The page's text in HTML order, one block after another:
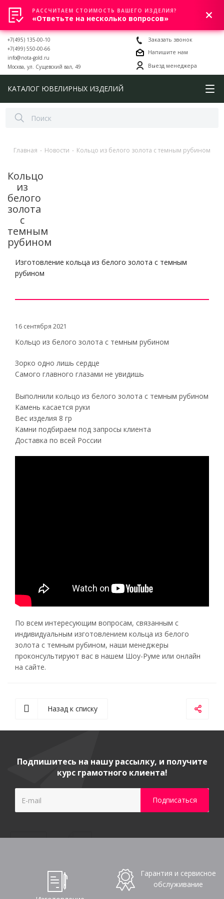
0
+7(495) 135-00-10
+7(499) 550-00-66
info@nota-gold.ru
Москва, ул. Сущевский вал, 49
Заказать звонок
Напишите нам
Выезд менеджера
КАТАЛОГ ЮВЕЛИРНЫХ ИЗДЕЛИЙ
Главная - Новости - Кольцо из белого золота с темным рубином
Кольцо
из
белого
золота
с
темным
рубином
Изготовление кольца из белого золота с темным
рубином
16 сентября 2021
Кольцо из белого золота с темным рубином
Зорко одно лишь сердце
Самого главного глазами не увидишь
Выполнили кольцо из белого золота с темным рубином
Камень касается руки
Вес изделия 8 гр
Камни подбираем под запросы клиента
Доставка по всей России
По всем интересующим вопросам, связанным с
индивидуальным изготовлением кольца из белого
золота с темным рубином, наши менеджеры
проконсультируют вас в нашем Шоу-Руме или онлайн
на сайте.
Назад к списку
Подпишитесь на нашу рассылку, и получите
курс грамотного клиента!
Гарантия и сервисное
обслуживание
РАССЧИТАЕМ СТОИМОСТЬ ВАШЕГО ИЗДЕЛИЯ?
«Ответьте на несколько вопросов»